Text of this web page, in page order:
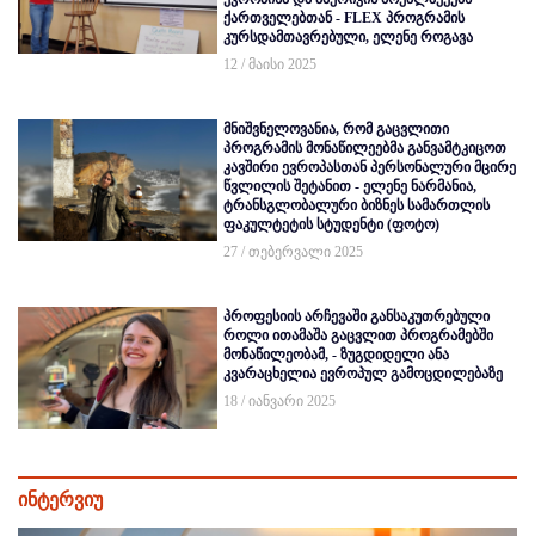
ქართველებთან - FLEX პროგრამის
კურსდამთავრებული, ელენე როგავა
12 / მაისი 2025
მნიშვნელოვანია, რომ გაცვლითი
პროგრამის მონაწილეებმა განვამტკიცოთ
კავშირი ევროპასთან პერსონალური მცირე
წვლილის შეტანით - ელენე ნარმანია,
ტრანსგლობალური ბიზნეს სამართლის
ფაკულტეტის სტუდენტი (ფოტო)
27 / თებერვალი 2025
პროფესიის არჩევაში განსაკუთრებული
როლი ითამაშა გაცვლით პროგრამებში
მონაწილეობამ, - ზუგდიდელი ანა
კვარაცხელია ევროპულ გამოცდილებაზე
18 / იანვარი 2025
ინტერვიუ